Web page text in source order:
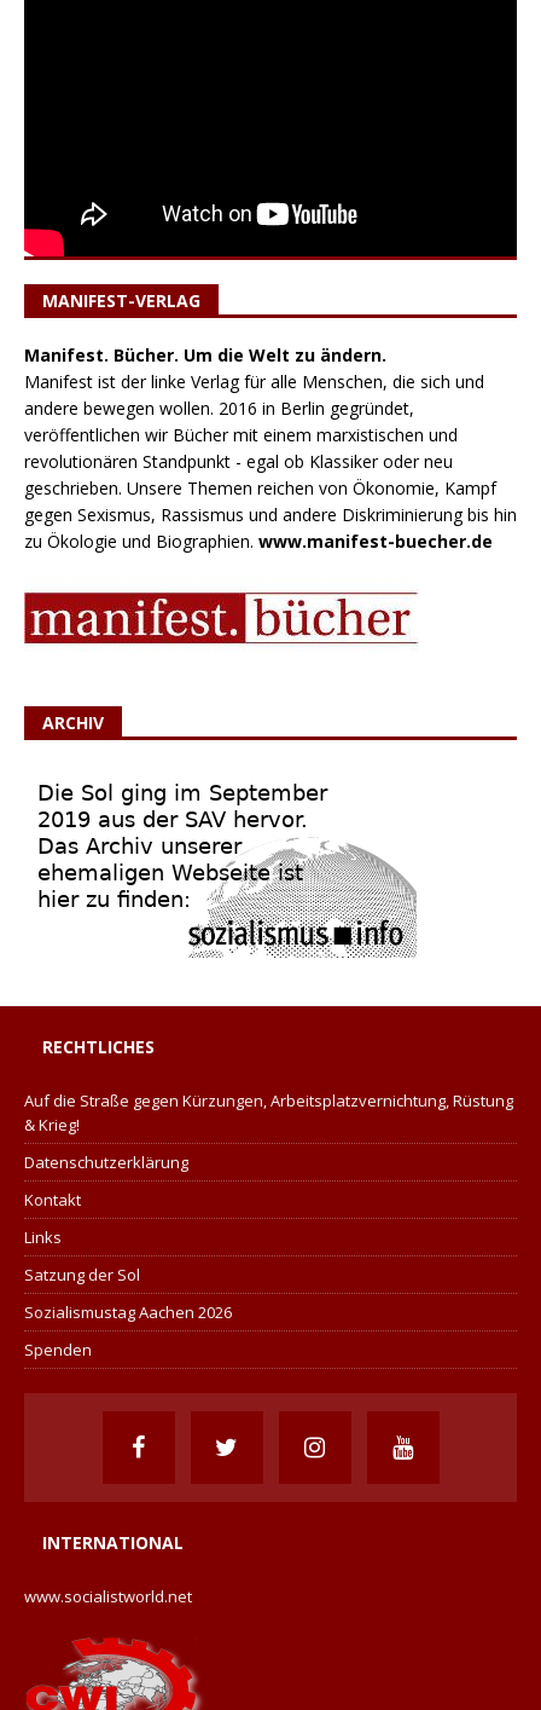
MANIFEST-VERLAG
Manifest. Bücher. Um die Welt zu ändern.
Manifest ist der linke Verlag für alle Menschen, die sich und
andere bewegen wollen. 2016 in Berlin gegründet,
veröffentlichen wir Bücher mit einem marxistischen und
revolutionären Standpunkt - egal ob Klassiker oder neu
geschrieben. Unsere Themen reichen von Ökonomie, Kampf
gegen Sexismus, Rassismus und andere Diskriminierung bis hin
zu Ökologie und Biographien. www.manifest-buecher.de
ARCHIV
RECHTLICHES
Auf die Straße gegen Kürzungen, Arbeitsplatzvernichtung, Rüstung
& Krieg!
Datenschutzerklärung
Kontakt
Links
Satzung der Sol
Sozialismustag Aachen 2026
Spenden
INTERNATIONAL
www.socialistworld.net